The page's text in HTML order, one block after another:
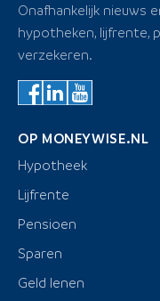
Onafhankelijk nieuws
hypotheken, lijfrente,
verzekeren.
OP MONEYWISE.NL
Hypotheek
Lijfrente
Pensioen
Sparen
Geld lenen